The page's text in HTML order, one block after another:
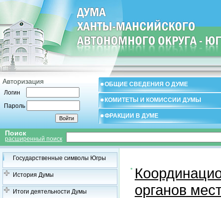
Авторизация
Логин
Пароль
ОБЩИЕ СВЕДЕНИЯ О ДУМЕ
КОМИТЕТЫ И КОМИССИИ ДУМЫ
ФРАКЦИИ В ДУМЕ
Поиск
расширенный поиск
Государственные символы Югры
История Думы
Итоги деятельности Думы
органов